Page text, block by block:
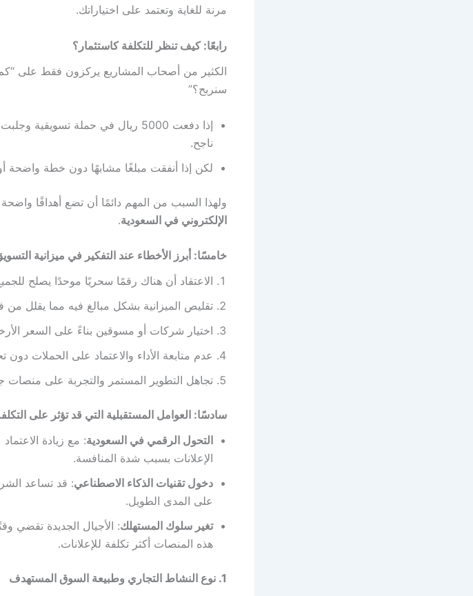
مرنة للغاية وتعتمد على اختياراتك.
رابعًا: كيف تنظر للتكلفة كاستثمار؟
الكثير من أصحاب المشاريع يركزون فقط على “كم
سنربح؟”
ناجح.
لكن إذا أنفقت مبلغًا مشابهًا دون خطة واضحة
ولهذا السبب من المهم دائمًا أن تضع أهدافًا
الإلكتروني في السعودية.
خامسًا: أبرز الأخطاء عند التفكير في ميزانية
الاعتقاد أن هناك رقمًا سحريًا موحدًا يصلح
تقليص الميزانية بشكل مبالغ فيه مما يقلل من
اختيار شركات أو مسوقين بناءً على السعر
عدم متابعة الأداء والاعتماد على الحملات دون
تجاهل التطوير المستمر والتجربة على منصات
سادسًا: العوامل المستقبلية التي قد تؤثر على
التحول الرقمي في السعودية: مع زيادة
الإعلانات بسبب شدة المنافسة.
دخول تقنيات الذكاء الاصطناعي: قد تساعد
على المدى الطويل.
تغير سلوك المستهلك: الأجيال الجديدة تقضي
هذه المنصات أكثر تكلفة للإعلانات.
1. نوع النشاط التجاري وطبيعة السوق المستهدف